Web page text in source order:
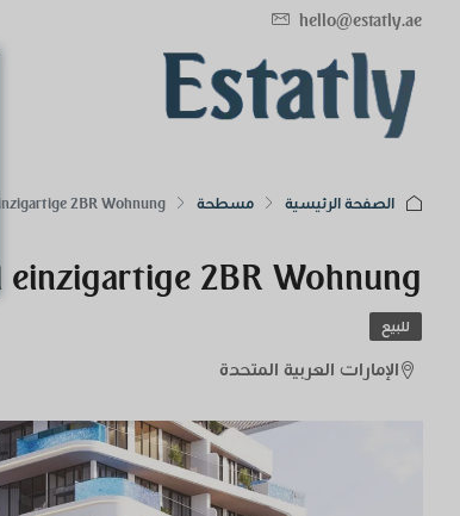
hello@estatly.ae
الصفحة الرئيسية مسطحة 2BR Wohnung
einzigartige 2BR Wohnung
للبيع
الإمارات العربية المتحدة